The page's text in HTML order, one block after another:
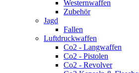
Westernwaffen
Zubehör
Jagd
Fallen
Luftdruckwaffen
Co2 - Langwaffen
Co2 - Pistolen
Co2 - Revolver